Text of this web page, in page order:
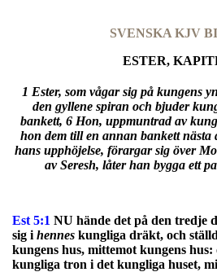
SVENSKA KJV
ESTER,
1 Ester, som vågar sig på kungens
den gyllene spiran och bjuder
bankett, 6 Hon, uppmuntrad av
hon dem till en annan bankett nästa
hans upphöjelse, förargar sig över
av Seresh, låter han bygga ett
Est 5:1 NU hände det på den tredje
sig i hennes kungliga dräkt, och
kungens hus, mittemot kungens
kungliga tron i det kungliga huset,